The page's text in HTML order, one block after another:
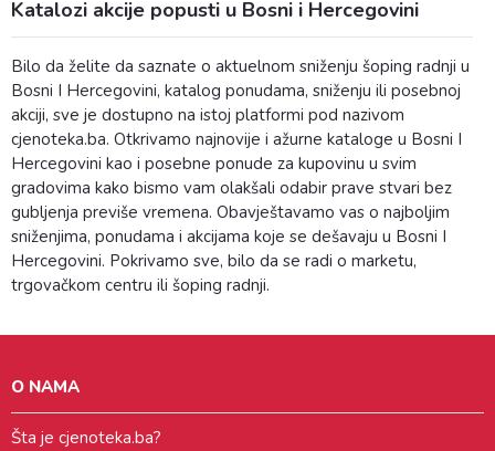
Katalozi akcije popusti u Bosni i Hercegovini
Bilo da želite da saznate o aktuelnom sniženju šoping radnji u
Bosni I Hercegovini, katalog ponudama, sniženju ili posebnoj
akciji, sve je dostupno na istoj platformi pod nazivom
cjenoteka.ba. Otkrivamo najnovije i ažurne kataloge u Bosni I
Hercegovini kao i posebne ponude za kupovinu u svim
gradovima kako bismo vam olakšali odabir prave stvari bez
gubljenja previše vremena. Obavještavamo vas o najboljim
sniženjima, ponudama i akcijama koje se dešavaju u Bosni I
Hercegovini. Pokrivamo sve, bilo da se radi o marketu,
trgovačkom centru ili šoping radnji.
O NAMA
Šta je cjenoteka.ba?